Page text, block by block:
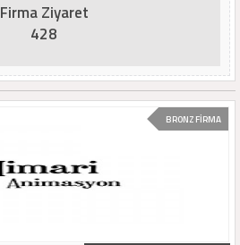
Firma Ziyaret
428
BRONZ FİRMA